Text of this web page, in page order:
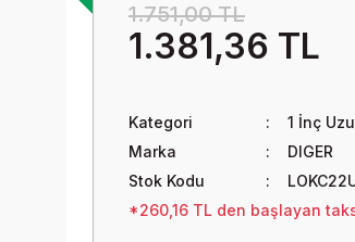
1.751,00 TL
1.381,36 TL
Kategori
1 İnç
Marka
DIGER
Stok Kodu
*260,16 TL den başlayan